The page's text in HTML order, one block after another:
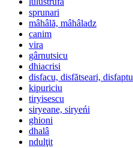
sprunari
mâhâlă, mâhâladz
canim
vira
gârnutsicu
dhiacrisi
disfacu, disfătseari, disfaptu
kipuriciu
tiryisescu
siryeane, siryeńi
ghioni
dhalâ
ndulţit